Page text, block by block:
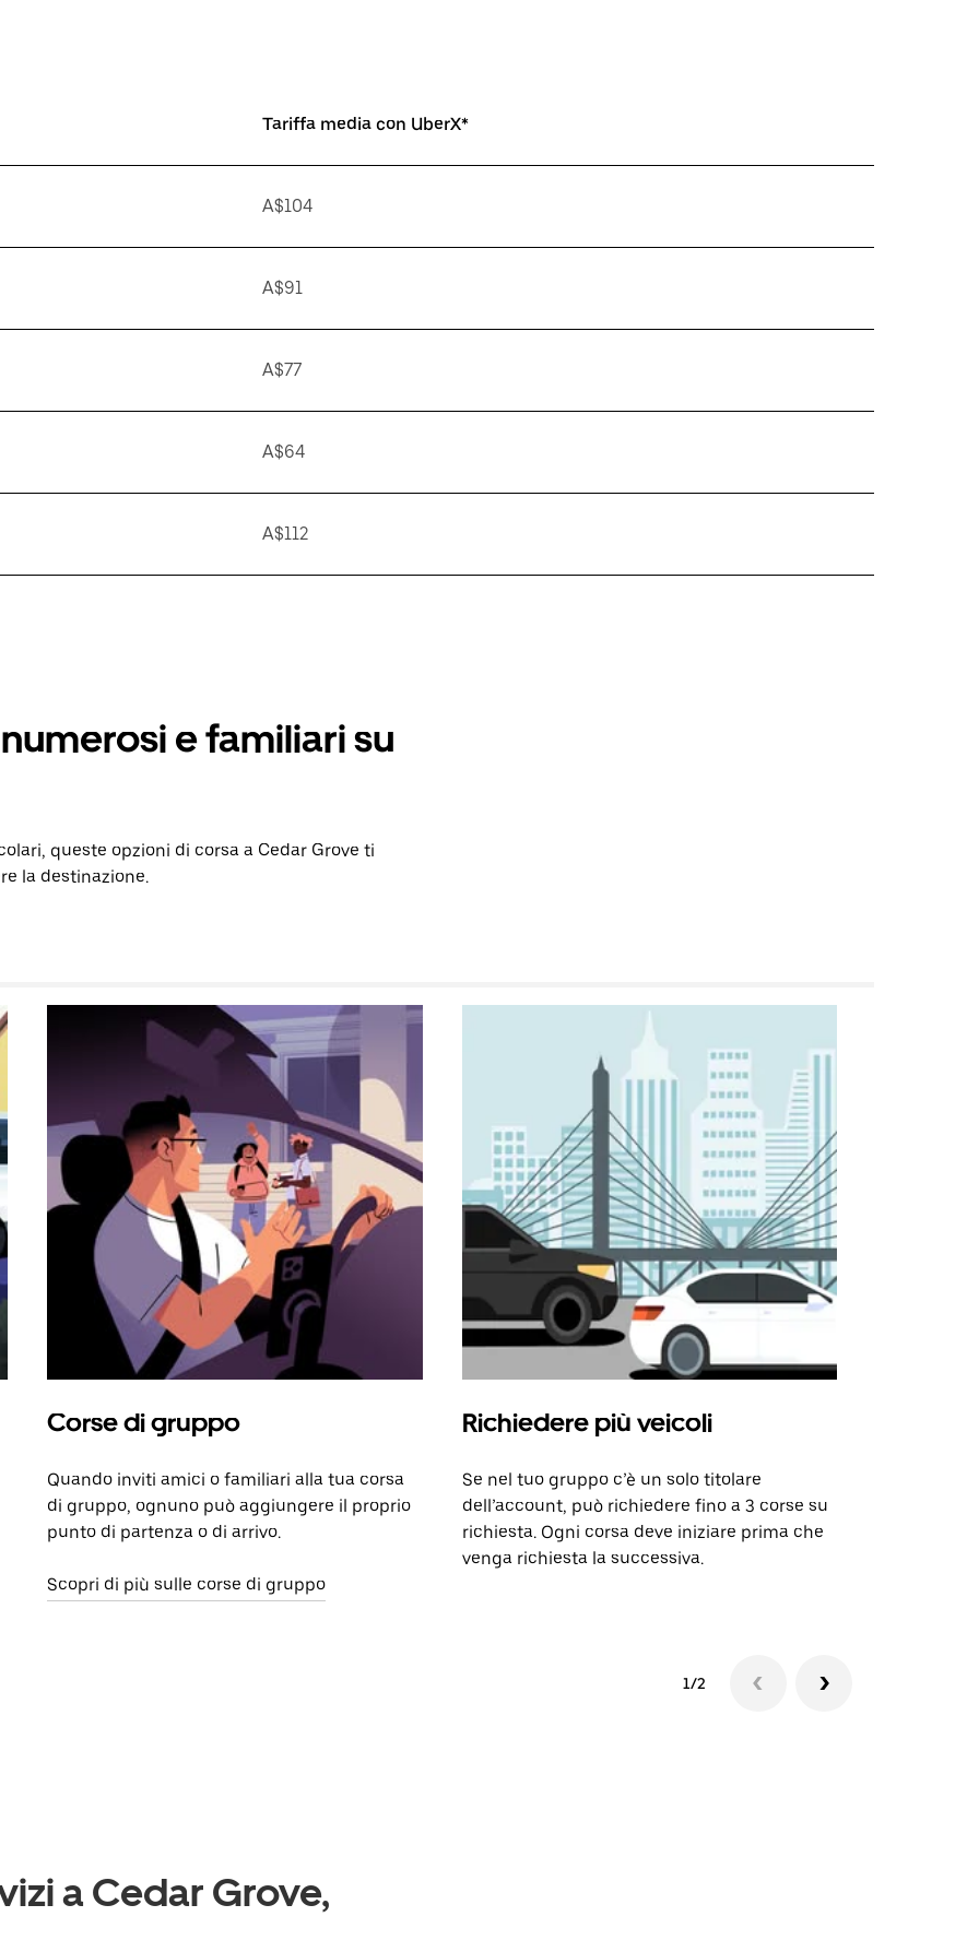
Tariffa media con UberX*
A$104
A$91
A$77
A$64
A$112
e familiari su
queste opzioni di corsa a Cedar Grove ti
la destinazione.
Corse di gruppo
Quando inviti amici o familiari alla tua corsa
di gruppo, ognuno può aggiungere il proprio
punto di partenza o di arrivo.
Scopri di più sulle corse di gruppo
Richiedere più veicoli
Se nel tuo gruppo c’è un solo titolare
dell’account, può richiedere fino a 3 corse su
richiesta. Ogni corsa deve iniziare prima che
venga richiesta la successiva.
1/2
a Cedar Grove,